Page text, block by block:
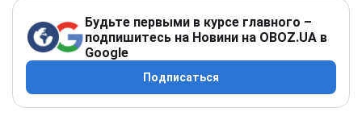
Будьте первыми в курсе главного –
подпишитесь на Новини на OBOZ.UA в
Google
Подписаться